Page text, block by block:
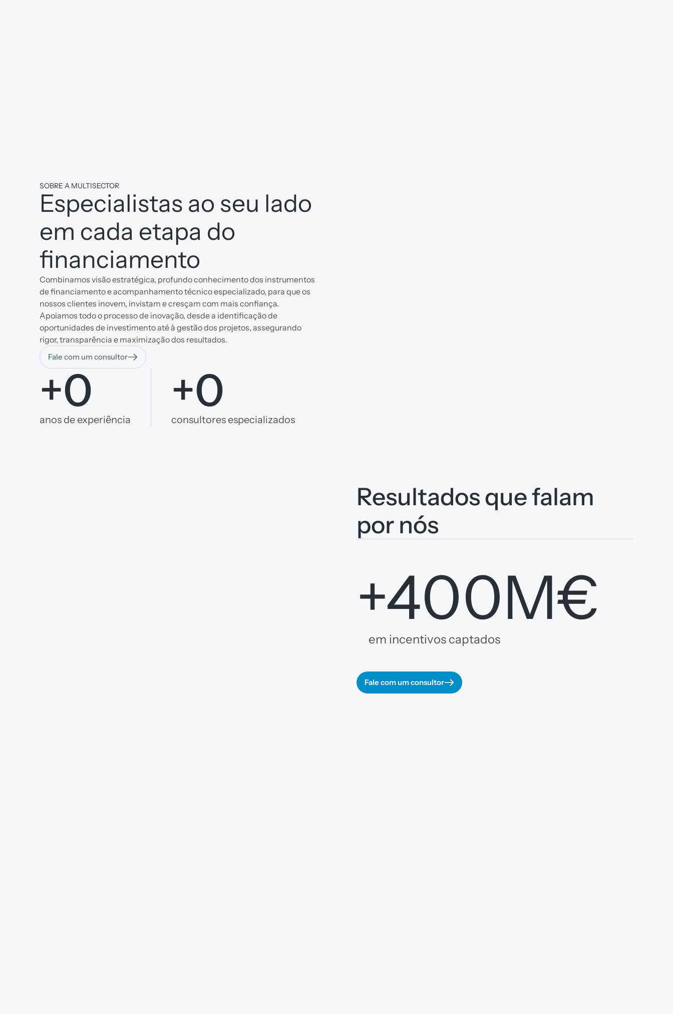
SOBRE A MULTISECTOR
Especialistas ao seu lado
em cada etapa do
financiamento
Combinamos visão estratégica, profundo conhecimento dos instrumentos
de financiamento e acompanhamento técnico especializado, para que os
nossos clientes inovem, invistam e cresçam com mais confiança.
Apoiamos todo o processo de inovação, desde a identificação de
oportunidades de investimento até à gestão dos projetos, assegurando
rigor, transparência e maximização dos resultados.
Fale com um consultor
anos de experiência
+0
consultores especializados
+0
Resultados que falam
por nós
+400M€
em incentivos captados
Fale com um consultor